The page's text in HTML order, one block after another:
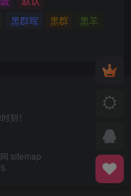
黑群晖 黑群
黑羊
刻！
sitemap